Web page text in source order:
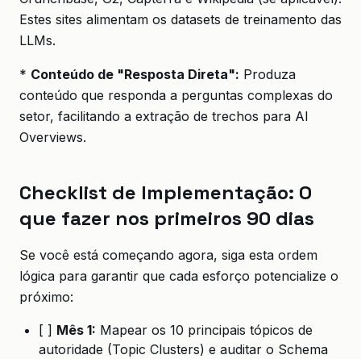
Estes sites alimentam os datasets de treinamento das
LLMs.
* Conteúdo de "Resposta Direta": Produza
conteúdo que responda a perguntas complexas do
setor, facilitando a extração de trechos para AI
Overviews.
Checklist de Implementação: O
que fazer nos primeiros 90 dias
Se você está começando agora, siga esta ordem
lógica para garantir que cada esforço potencialize o
próximo:
[ ] Mês 1: Mapear os 10 principais tópicos de
autoridade (Topic Clusters) e auditar o Schema